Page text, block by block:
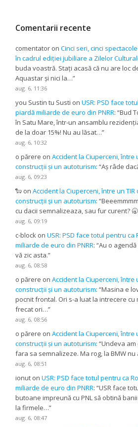
Comentarii recente
comentator onCinci seri, cinci
în cadrul ediției jubiliare a Zilelor
buda voastră. Stați acasă că nu are loc
Aquastar și nici la…”
aug. 6, 11:36
you Sustin tu Susti onUSR: PSD face
piardă miliarde de euro din PNRR: “Bud
în Satu Mare, într-un ansamblu
de la doar 15%! Nu au lăsat…”
aug. 6, 10:32
o părere onAccident la Ciuperceni, între
construcții și un autoturism: “Aș râde
aug. 6, 09:23
🐑 onAccident la Ciuperceni, între un
construcții și un autoturism: “
cu dacii semnalizeaza, sau fur curent?
aug. 6, 09:19
c-block onUSR: PSD face totul pentru
miliarde de euro din PNRR: “Au o
vă zic asta.”
aug. 6, 08:58
o părere onAccident la Ciuperceni, între
construcții și un autoturism: “Masina e
pocnit frontal. Ori s-a luat la intrecere cu
frecat ori…”
aug. 6, 08:56
o părere onAccident la Ciuperceni, între
construcții și un autoturism: “Undeva am
fara sa semnalizeze. Ma rog, la BMW
aug. 6, 08:51
ionut onUSR: PSD face totul pentru ca
miliarde de euro din PNRR: “USR face
butoane impreună cu PNL să obtină
la firmele…”
aug. 6, 08:47